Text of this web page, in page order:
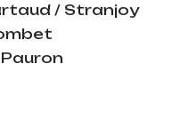
/ Stranjoy